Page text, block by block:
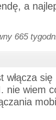
a
665
włącza
nie wiem